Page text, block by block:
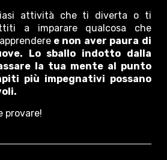
attività che ti diverta o ti
a imparare qualcosa che
e non aver paura di
Lo sballo indotto dalla
la tua mente al punto
più impegnativi possano
provare!